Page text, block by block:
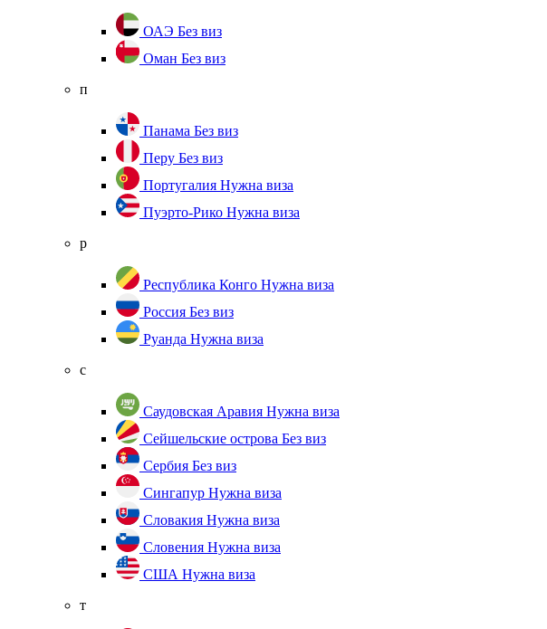
ОАЭ Без виз
Оман Без виз
п
Панама Без виз
Перу Без виз
Португалия Нужна виза
Пуэрто-Рико Нужна виза
р
Республика Конго Нужна виза
Россия Без виз
Руанда Нужна виза
с
Саудовская Аравия Нужна виза
Сейшельские острова Без виз
Сербия Без виз
Сингапур Нужна виза
Словакия Нужна виза
Словения Нужна виза
США Нужна виза
т